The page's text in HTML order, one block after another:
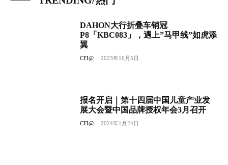
DAHON大行折叠车销冠
P8「KBC083」，遇上”马甲线”如虎添
翼
CFI@ - 2023年10月5日
报名开启｜第十四届中国儿童产业发
展大会暨中国品牌授权年会3月召开
CFI@ - 2024年1月24日